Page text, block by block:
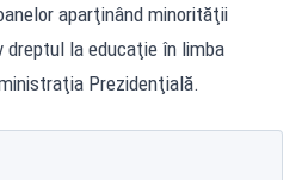
aparţinând minorităţii
dreptul la educaţie în limba
Prezidenţială.